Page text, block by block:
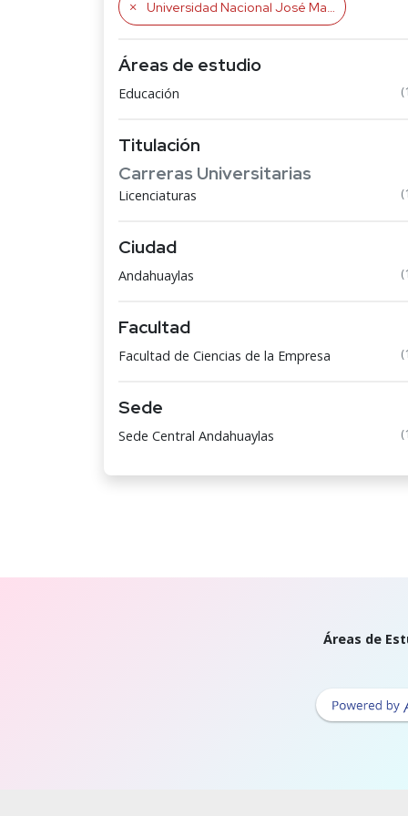
Universidad Nacional José María Arguedas
Áreas de estudio
Educación
Titulación
Carreras Universitarias
Licenciaturas
Ciudad
Andahuaylas
Facultad
Facultad de Ciencias de la Empresa
Sede
Sede Central Andahuaylas
Áreas de